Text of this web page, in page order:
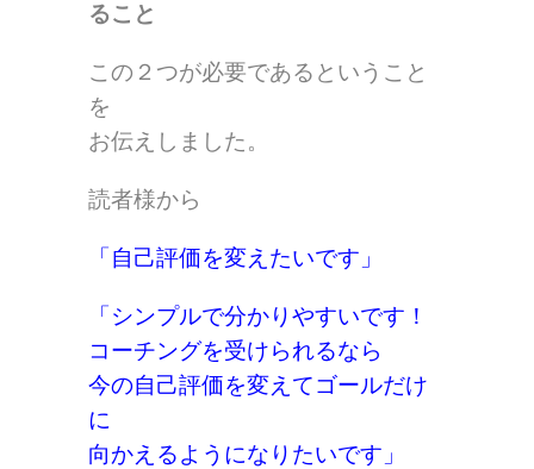
ること
この２つが必要であるということ
を
お伝えしました。
読者様から
「自己評価を変えたいです」
「シンプルで分かりやすいです！
コーチングを受けられるなら
今の自己評価を変えてゴールだけ
に
向かえるようになりたいです」